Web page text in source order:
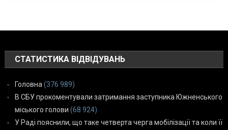
СТАТИСТИКА ВІДВІДУВАНЬ
Головна (376 989)
В СБУ прокоментували затримання заступника Южненського
міського голови (68 924)
У Раді пояснили, що таке четверта черга мобілізації та коли її